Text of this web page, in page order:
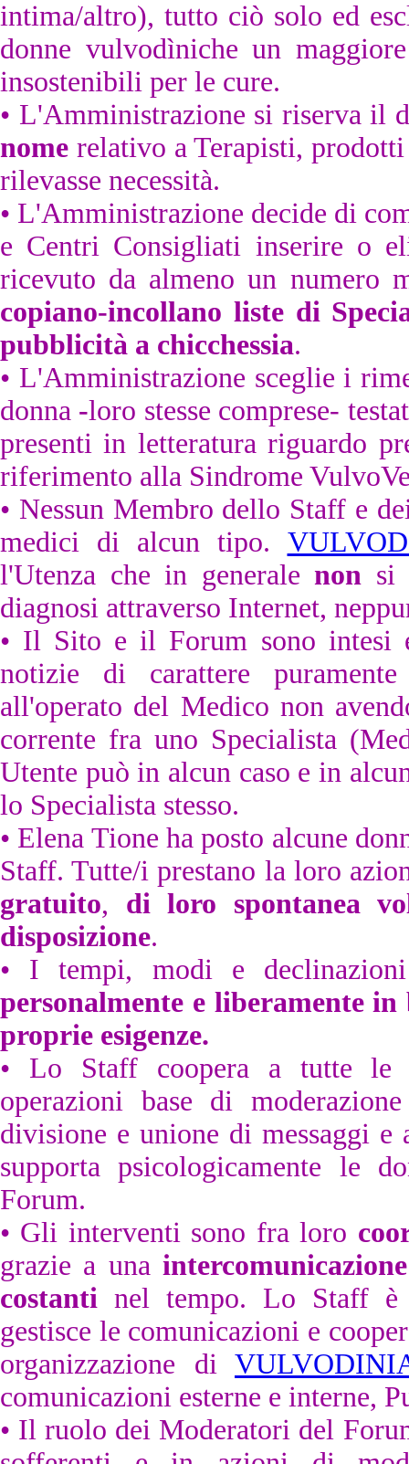
intima/altro), tutto ciò solo ed
donne vulvodìniche un
insostenibili per le cure.
• L'Amministrazione si riserva il
nome relativo a Terapisti,
rilevasse necessità.
• L'Amministrazione decide di
e Centri Consigliati inserire o
ricevuto da almeno un numero
copiano-incollano liste di
pubblicità a chicchessia.
• L'Amministrazione sceglie i
donna -loro stesse comprese-
presenti in letteratura riguardo
riferimento alla Sindrome
• Nessun Membro dello Staff e
medici di alcun tipo.
l'Utenza che in generalenon si
diagnosi attraverso Internet,
• Il Sito e il Forum sono intesi
notizie di carattere
all'operato del Medico non
corrente fra uno Specialista
Utente può in alcun caso e in
lo Specialista stesso.
• Elena Tione ha posto alcune
Staff. Tutte/i prestano la loro
gratuito, di loro spontanea
disposizione.
• I tempi, modi e
personalmente e liberamente
proprie esigenze.
• Lo Staff coopera a tutte le
operazioni base di
divisione e unione di messaggi
supporta psicologicamente le
Forum.
• Gli interventi sono fra loro
grazie a una
costanti nel tempo. Lo Staff è
gestisce le comunicazioni e
organizzazione di
comunicazioni esterne e interne,
• Il ruolo dei Moderatori del